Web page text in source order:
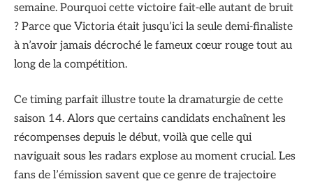
semaine. Pourquoi cette victoire fait-elle autant de bruit
? Parce que Victoria était jusqu’ici la seule demi-finaliste
à n’avoir jamais décroché le fameux cœur rouge tout au
long de la compétition.
Ce timing parfait illustre toute la dramaturgie de cette
saison 14. Alors que certains candidats enchaînent les
récompenses depuis le début, voilà que celle qui
naviguait sous les radars explose au moment crucial. Les
fans de l’émission savent que ce genre de trajectoire